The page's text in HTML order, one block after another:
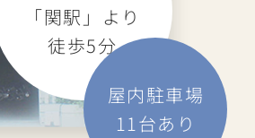
「関駅」より
徒歩5分
屋内駐車場
11台あり